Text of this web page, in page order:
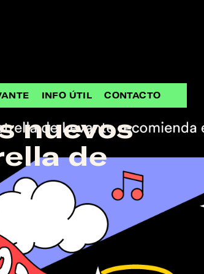
INFO ÚTIL CONTACTO
nuevos
de